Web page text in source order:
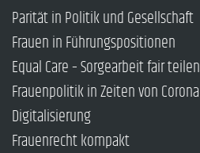
Parität in Politik und Gesellschaft
Frauen in Führungspositionen
Equal Care – Sorgearbeit fair teilen
Frauenpolitik in Zeiten von Corona
Digitalisierung
Frauenrecht kompakt